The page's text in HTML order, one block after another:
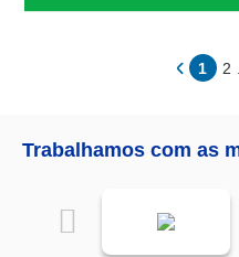
1 2
Trabalhamos com as